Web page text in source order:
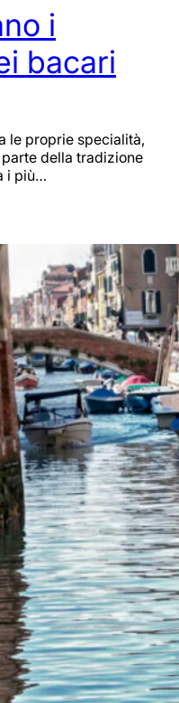
i
bacari
le proprie specialità,
della tradizione
i più…